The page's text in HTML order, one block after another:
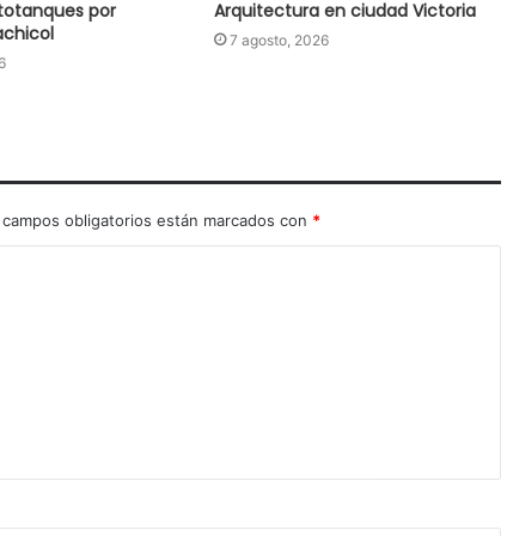
por
Arquitectura en ciudad Victoria
7 agosto, 2026
obligatorios están marcados con *